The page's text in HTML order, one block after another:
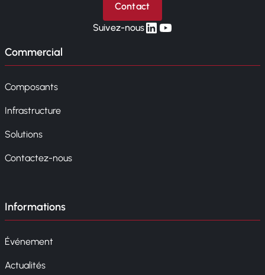
Contact
Suivez-nouslinkedin
yt
Commercial
Composants
Infrastructure
Solutions
Contactez-nous
Informations
Événement
Actualités